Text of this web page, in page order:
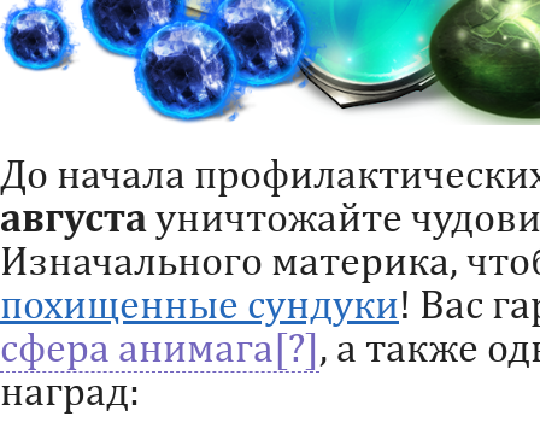
До начала
августа уничтожайте
Изначального материка,
похищенные сундуки! Вас
сфера анимага
, а также
наград: